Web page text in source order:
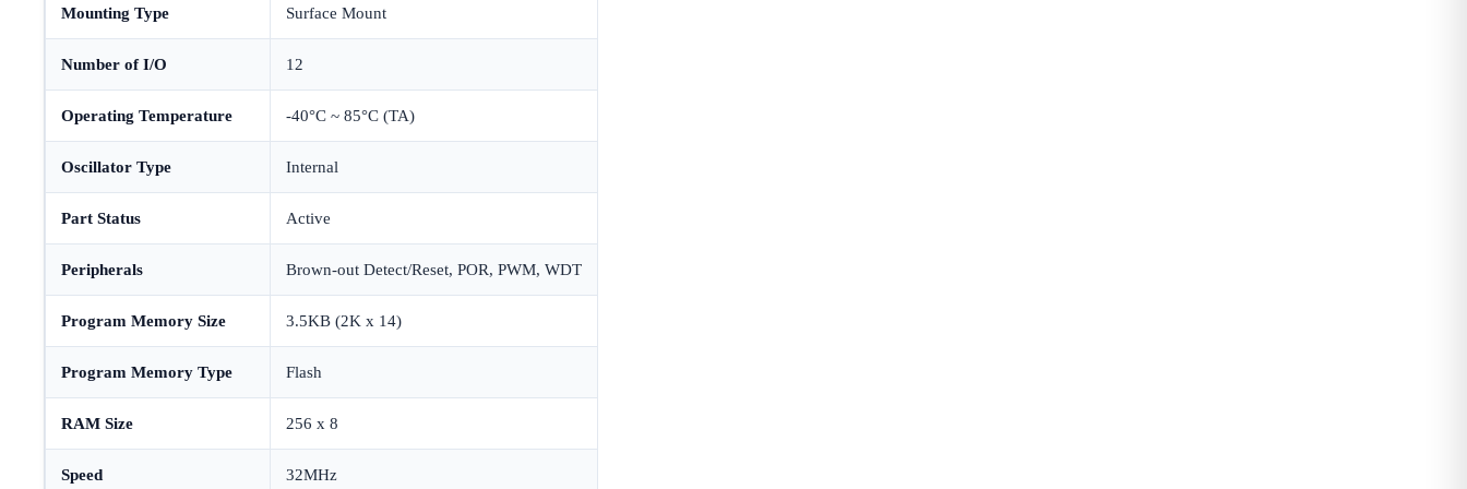
Mounting Type Surface Mount
Number of I/O 12
Operating Temperature -40°C ~ 85°C (TA)
Oscillator Type Internal
Part Status Active
Peripherals Brown-out Detect/Reset, POR, PWM, WDT
Program Memory Size 3.5KB (2K x 14)
Program Memory Type Flash
RAM Size 256 x 8
Speed 32MHz